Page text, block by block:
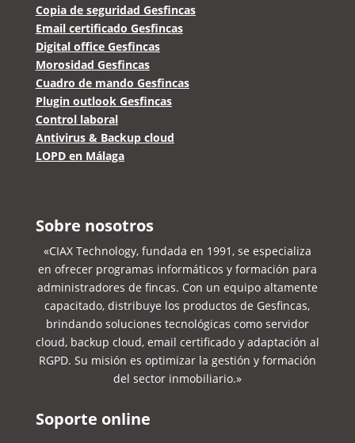
Copia de seguridad Gesfincas
Email certificado Gesfincas
Digital office Gesfincas
Morosidad Gesfincas
Cuadro de mando Gesfincas
Plugin outlook Gesfincas
Control laboral
Antivirus & Backup cloud
LOPD en Málaga
Sobre nosotros
«CIAX Technology, fundada en 1991, se especializa
en ofrecer programas informáticos y formación para
administradores de fincas. Con un equipo altamente
capacitado, distribuye los productos de Gesfincas,
brindando soluciones tecnológicas como servidor
cloud, backup cloud, email certificado y adaptación al
RGPD. Su misión es optimizar la gestión y formación
del sector inmobiliario.»
Soporte online